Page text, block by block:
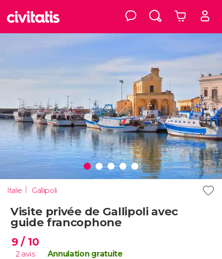
Italie Gallipoli
Visite privée de Gallipoli avec
guide francophone
9/ 10
2 avis Annulation gratuite